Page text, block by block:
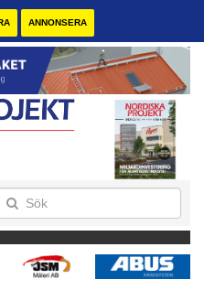
ANNONSERA